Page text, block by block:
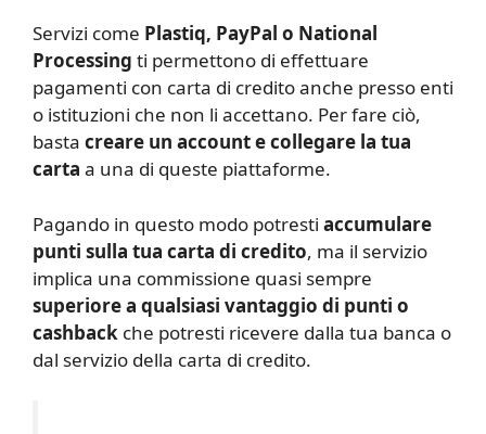
Servizi come Plastiq, PayPal o National
Processing ti permettono di effettuare
pagamenti con carta di credito anche presso enti
o istituzioni che non li accettano. Per fare ciò,
basta creare un account e collegare la tua
carta a una di queste piattaforme.
Pagando in questo modo potresti accumulare
punti sulla tua carta di credito, ma il servizio
implica una commissione quasi sempre
superiore a qualsiasi vantaggio di punti o
cashback che potresti ricevere dalla tua banca o
dal servizio della carta di credito.